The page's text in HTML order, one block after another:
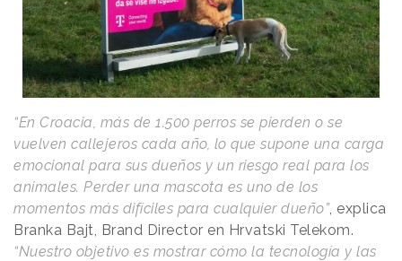
“En Croacia, más de 1.500 perros se pierden o se
vuelven callejeros cada año, lo que supone una carga
emocional para sus dueños y un riesgo real para los
animales. Perder una mascota es uno de los
momentos más difíciles para cualquier dueño” , explica
Branka Bajt, Brand Director en Hrvatski Telekom.
“Nuestro objetivo es mostrar cómo la tecnología y las